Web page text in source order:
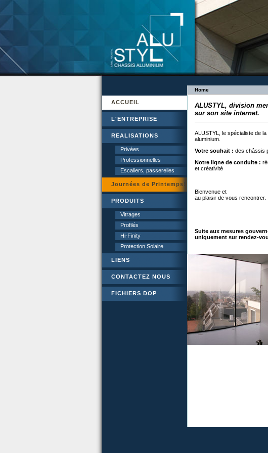
ACCUEIL
L'ENTREPRISE
REALISATIONS
Privées
Professionnelles
Escaliers, passerelles
Journées de Printemps!
PRODUITS
Vitrages
Profilés
Hi-Finity
Protection Solaire
LIENS
CONTACTEZ NOUS
FICHIERS DOP
Home
ALUSTYL, division
sur son site internet.
ALUSTYL, le spécialiste de
aluminium.
Votre souhait : des châssis
Notre ligne de conduite :
et créativité
Bienvenue et
au plaisir de vous rencontrer.
Suite aux mesures
uniquement sur rendez-